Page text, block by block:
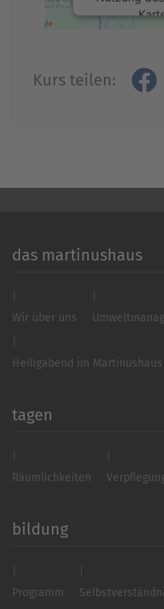
Kurs teilen:
das martinushaus
Wir über uns
Heiligabend im Martinushaus
tagen
Räumlichkeiten
bildung
Programm